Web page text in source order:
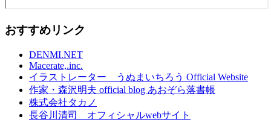
おすすめリンク
DENMI.NET
Macerate,.inc.
イラストレーター うぬまいちろう Official Website
作家・森沢明夫 official blog あおぞら落書帳
株式会社タカノ
長谷川清司 オフィシャルwebサイト